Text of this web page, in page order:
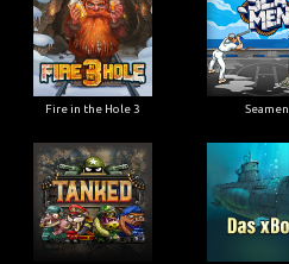
Fire in the Hole 3 Seamen